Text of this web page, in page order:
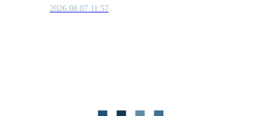
2026.08.07 11:57